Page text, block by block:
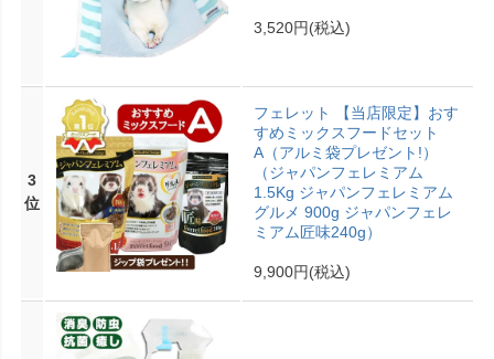
3,520円(税込)
3
位
フェレット 【当店限定】おす
すめミックスフードセット
A（アルミ袋プレゼント!）
（ジャパンフェレミアム
1.5Kg ジャパンフェレミアム
グルメ 900g ジャパンフェレ
ミアム匠味240g）
9,900円(税込)